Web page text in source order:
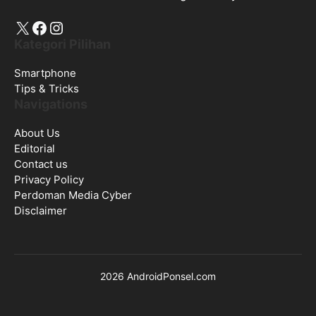
X Facebook
Instagram
Smartphone
Tips & Tricks
About Us
Editorial
Contact us
Privacy Policy
Perdoman Media Cyber
Disclaimer
2026 AndroidPonsel.com